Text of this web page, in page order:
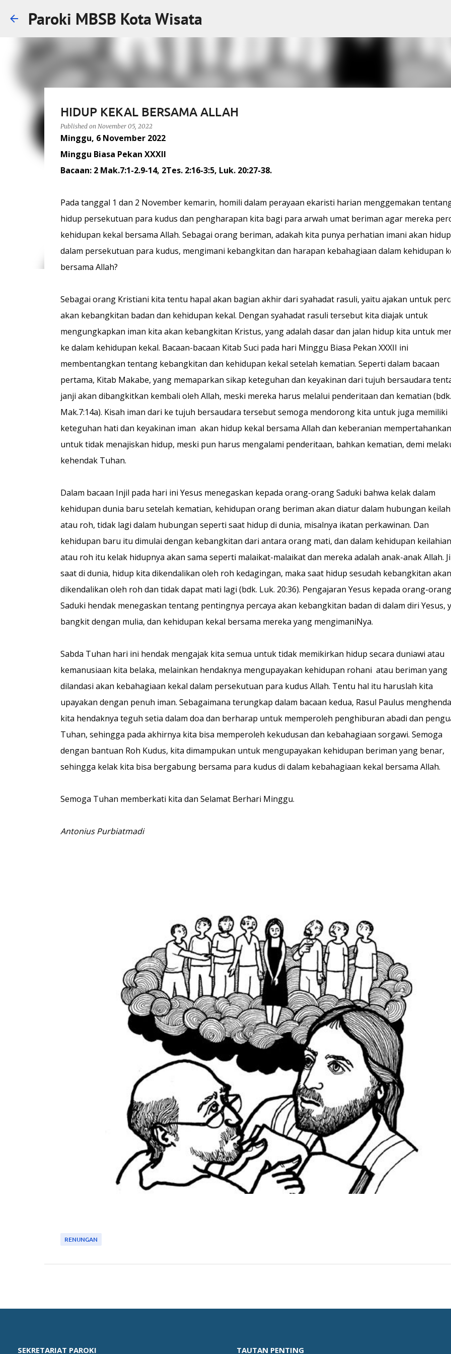
Paroki MBSB Kota Wisata
HIDUP KEKAL BERSAMA ALLAH
Published on November 05, 2022
Minggu, 6 November 2022
Minggu Biasa Pekan XXXII
Bacaan: 2 Mak.7:1-2.9-14, 2Tes. 2:16-3:5, Luk. 20:27-38.
Pada tanggal 1 dan 2 November kemarin, homili dalam perayaan ekaristi harian menggemakan
hidup persekutuan para kudus dan pengharapan kita bagi para arwah umat beriman agar mereka
kehidupan kekal bersama Allah. Sebagai orang beriman, adakah kita punya perhatian imani akan hidup
dalam persekutuan para kudus, mengimani kebangkitan dan harapan kebahagiaan dalam kehidupan
bersama Allah?
Sebagai orang Kristiani kita tentu hapal akan bagian akhir dari syahadat rasuli, yaitu ajakan untuk
akan kebangkitan badan dan kehidupan kekal. Dengan syahadat rasuli tersebut kita diajak untuk
mengungkapkan iman kita akan kebangkitan Kristus, yang adalah dasar dan jalan hidup kita untuk
ke dalam kehidupan kekal. Bacaan-bacaan Kitab Suci pada hari Minggu Biasa Pekan XXXII ini
membentangkan tentang kebangkitan dan kehidupan kekal setelah kematian. Seperti dalam bacaan
pertama, Kitab Makabe, yang memaparkan sikap keteguhan dan keyakinan dari tujuh bersaudara
janji akan dibangkitkan kembali oleh Allah, meski mereka harus melalui penderitaan dan kematian
Mak.7:14a). Kisah iman dari ke tujuh bersaudara tersebut semoga mendorong kita untuk juga memiliki
keteguhan hati dan keyakinan iman akan hidup kekal bersama Allah dan keberanian mempertahankan
untuk tidak menajiskan hidup, meski pun harus mengalami penderitaan, bahkan kematian, demi
kehendak Tuhan.
Dalam bacaan Injil pada hari ini Yesus menegaskan kepada orang-orang Saduki bahwa kelak dalam
kehidupan dunia baru setelah kematian, kehidupan orang beriman akan diatur dalam hubungan
atau roh, tidak lagi dalam hubungan seperti saat hidup di dunia, misalnya ikatan perkawinan. Dan
kehidupan baru itu dimulai dengan kebangkitan dari antara orang mati, dan dalam kehidupan keilahian
atau roh itu kelak hidupnya akan sama seperti malaikat-malaikat dan mereka adalah anak-anak Allah.
saat di dunia, hidup kita dikendalikan oleh roh kedagingan, maka saat hidup sesudah kebangkitan akan
dikendalikan oleh roh dan tidak dapat mati lagi (bdk. Luk. 20:36). Pengajaran Yesus kepada orang-orang
Saduki hendak menegaskan tentang pentingnya percaya akan kebangkitan badan di dalam diri Yesus,
bangkit dengan mulia, dan kehidupan kekal bersama mereka yang mengimaniNya.
Sabda Tuhan hari ini hendak mengajak kita semua untuk tidak memikirkan hidup secara duniawi atau
kemanusiaan kita belaka, melainkan hendaknya mengupayakan kehidupan rohani atau beriman yang
dilandasi akan kebahagiaan kekal dalam persekutuan para kudus Allah. Tentu hal itu haruslah kita
upayakan dengan penuh iman. Sebagaimana terungkap dalam bacaan kedua, Rasul Paulus
kita hendaknya teguh setia dalam doa dan berharap untuk memperoleh penghiburan abadi dan
Tuhan, sehingga pada akhirnya kita bisa memperoleh kekudusan dan kebahagiaan sorgawi. Semoga
dengan bantuan Roh Kudus, kita dimampukan untuk mengupayakan kehidupan beriman yang benar,
sehingga kelak kita bisa bergabung bersama para kudus di dalam kebahagiaan kekal bersama Allah.
Semoga Tuhan memberkati kita dan Selamat Berhari Minggu.
Antonius Purbiatmadi
RENUNGAN
SEKRETARIAT PAROKI TAUTAN PENTING